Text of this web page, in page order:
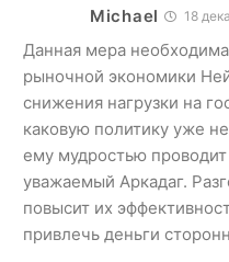
Michael 18
Данная мера
рыночной экономики
снижения нагрузки на
каковую политику уже
ему мудростью
уважаемый Аркадаг.
повысит их
привлечь деньги